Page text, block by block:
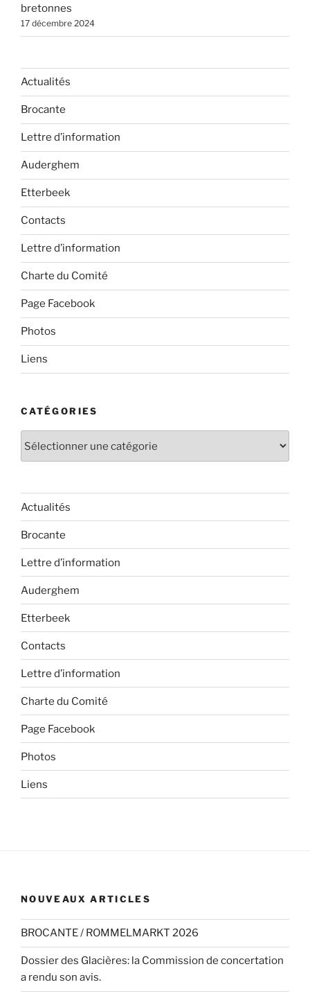
bretonnes
17 décembre 2024
Actualités
Brocante
Lettre d’information
Auderghem
Etterbeek
Contacts
Lettre d’information
Charte du Comité
Page Facebook
Photos
Liens
CATÉGORIES
Actualités
Brocante
Lettre d’information
Auderghem
Etterbeek
Contacts
Lettre d’information
Charte du Comité
Page Facebook
Photos
Liens
NOUVEAUX ARTICLES
BROCANTE / ROMMELMARKT 2026
Dossier des Glacières: la Commission de concertation
a rendu son avis.